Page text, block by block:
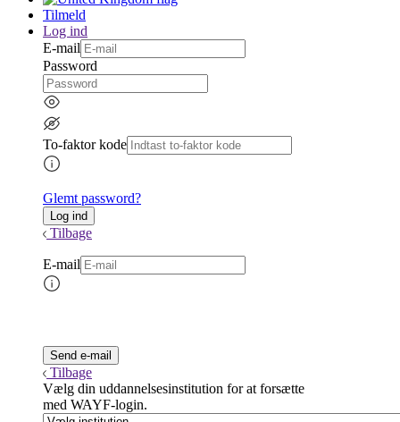
Tilmeld
Log ind
E-mail
Password
To-faktor kode
Glemt password?
Tilbage
E-mail
Tilbage
Vælg din uddannelsesinstitution for at forsætte
med WAYF-login.